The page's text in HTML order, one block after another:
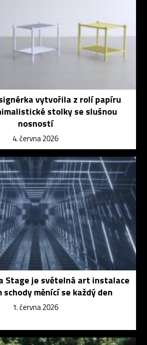
vytvořila z rolí papíru
stolky se slušnou
nosností
4. června 2026
Stage je světelná art instalace
schody měnící se každý den
1. června 2026